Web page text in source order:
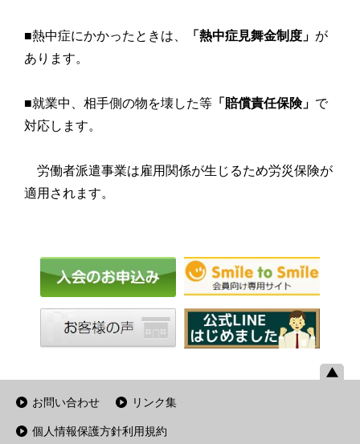
■熱中症にかかったときは、 「熱中症見舞金制度」 が
あります。
■就業中、相手側の物を壊した等 「賠償責任保険」 で
対応します。
労働者派遣事業は雇用関係が生じるため労災保険が
適用されます。
お問い合わせ リンク集
個人情報保護方針利用規約